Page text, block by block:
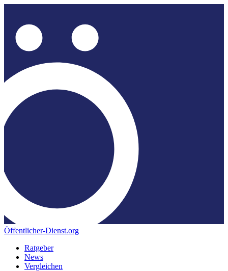
Öffentlicher-Dienst.org
Ratgeber
News
Vergleichen